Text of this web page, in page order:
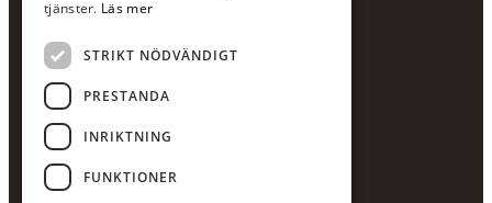
UPPGIFTER
Orgnummer
559375-8161
Swishnummer
123-615 05 28
tjänster. Läs mer
STRIKT NÖDVÄNDIGT
PRESTANDA
INRIKTNING
FUNKTIONER